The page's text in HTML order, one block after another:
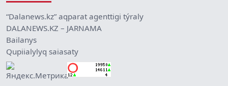
“Dalanews.kz” aqparat agenttigi týraly
DALANEWS.KZ – JARNAMA
Bailanys
Qupiialylyq saiasaty